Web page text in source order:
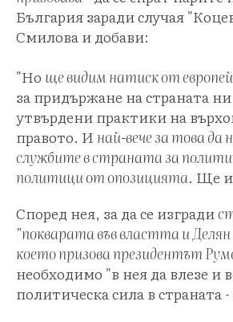
България заради случая
Смилова и добави:
"Ноще видим натиск от
за придържане на страната
утвърдени практики на
правото. Инай-вече за това да
службите в страната за
политици от опозицията. Ще
Според нея, за да се изгради
"покварата във властта и Делян
което призова президентът
необходимо "в нея да влезе и
политическа сила в страната